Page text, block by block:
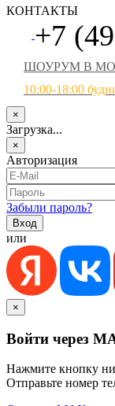
КОНТАКТЫ
+7
ШОУРУМ В
10:00-18:00
×
Загрузка...
×
Авторизация
Забыли пароль?
или
×
Войти через
Нажмите кнопку
Отправьте номер